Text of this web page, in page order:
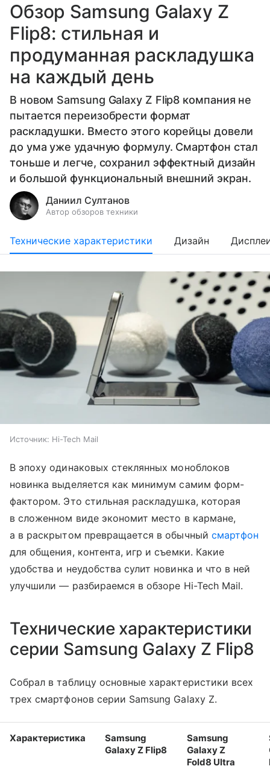
Обзор Samsung Galaxy Z
Flip8: стильная и
продуманная раскладушка
на каждый день
В новом Samsung Galaxy Z Flip8 компания не
пытается переизобрести формат
раскладушки. Вместо этого корейцы довели
до ума уже удачную формулу. Смартфон стал
тоньше и легче, сохранил эффектный дизайн
и большой функциональный внешний экран.
Даниил Султанов
Автор обзоров техники
Технические характеристики Дизайн
Источник: Hi-Tech Mail
В эпоху одинаковых стеклянных моноблоков
новинка выделяется как минимум самим форм-
фактором. Это стильная раскладушка, которая
в сложенном виде экономит место в кармане,
а в раскрытом превращается в обычный смартфон
для общения, контента, игр и съемки. Какие
удобства и неудобства сулит новинка и что в ней
улучшили — разбираемся в обзоре Hi-Tech Mail.
Технические характеристики
серии Samsung Galaxy Z Flip8
Собрал в таблицу основные характеристики всех
трех смартфонов серии Samsung Galaxy Z.
Характеристика
Samsung
Galaxy Z Flip8
Samsung
Galaxy Z
Fold8 Ultra